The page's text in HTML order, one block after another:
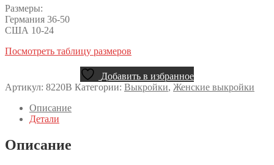
Размеры:
Германия 36-50
США 10-24
Посмотреть таблицу размеров
Добавить в избранное
Артикул: 8220B Категории: Выкройки, Женские выкройки
Описание
Детали
Описание